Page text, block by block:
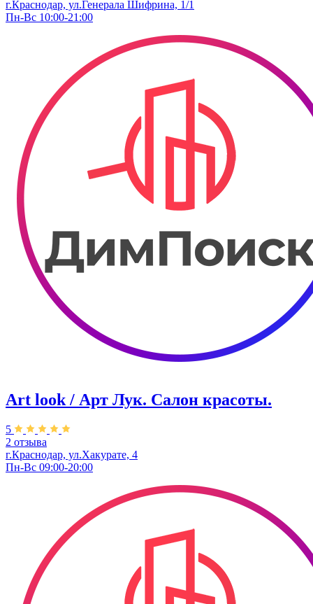
г.Краснодар, ул.Генерала Шифрина, 1/1
Пн-Вс 10:00-21:00
Art look / Арт Лук. Салон красоты.
5
2 отзыва
г.Краснодар, ул.Хакурате, 4
Пн-Вс 09:00-20:00